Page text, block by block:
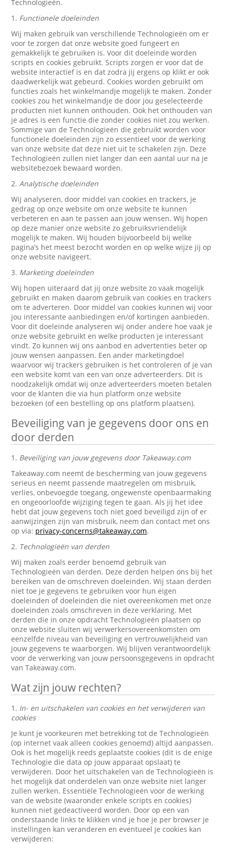
Technologieën.
1. Functionele doeleinden
Wij maken gebruik van verschillende Technologieën om er
voor te zorgen dat onze website goed fungeert en
gemakkelijk te gebruiken is. Voor dit doeleinde worden
scripts en cookies gebruikt. Scripts zorgen er voor dat de
website interactief is en dat zodra jij ergens op klikt er ook
daadwerkelijk wat gebeurd. Cookies worden gebruikt om
functies zoals het winkelmandje mogelijk te maken. Zonder
cookies zou het winkelmandje de door jou geselecteerde
producten niet kunnen onthouden. Ook het onthouden van
je adres is een functie die zonder cookies niet zou werken.
Sommige van de Technologieën die gebruikt worden voor
functionele doeleinden zijn zo essentieel voor de werking
van onze website dat deze niet uit te schakelen zijn. Deze
Technologieën zullen niet langer dan een aantal uur na je
websitebezoek bewaard worden.
2.Analytische doeleinden
Wij analyseren, door middel van cookies en trackers, je
gedrag op onze website om onze website te kunnen
verbeteren en aan te passen aan jouw wensen. Wij hopen
op deze manier onze website zo gebruiksvriendelijk
mogelijk te maken. Wij houden bijvoorbeeld bij welke
pagina’s het meest bezocht worden en op welke wijze jij op
onze website navigeert.
3. Marketing doeleinden
Wij hopen uiteraard dat jij onze website zo vaak mogelijk
gebruikt en maken daarom gebruik van cookies en trackers
om te adverteren. Door middel van cookies kunnen wij voor
jou interessante aanbiedingen en/of kortingen aanbieden.
Voor dit doeleinde analyseren wij onder andere hoe vaak je
onze website gebruikt en welke producten je interessant
vindt. Zo kunnen wij ons aanbod en advertenties beter op
jouw wensen aanpassen. Een ander marketingdoel
waarvoor wij trackers gebruiken is het controleren of je van
een website komt van een van onze adverteerders. Dit is
noodzakelijk omdat wij onze adverteerders moeten betalen
voor de klanten die via hun platform onze website
bezoeken (of een bestelling op ons platform plaatsen).
Beveiliging van je gegevens door ons en
door derden
1. Beveiliging van jouw gegevens door Takeaway.com
Takeaway.com neemt de bescherming van jouw gegevens
serieus en neemt passende maatregelen om misbruik,
verlies, onbevoegde toegang, ongewenste openbaarmaking
en ongeoorloofde wijziging tegen te gaan. Als jij het idee
hebt dat jouw gegevens toch niet goed beveiligd zijn of er
aanwijzingen zijn van misbruik, neem dan contact met ons
op via: privacy-concerns@takeaway.com.
2. Technologieën van derden
Wij maken zoals eerder benoemd gebruik van
Technologieën van derden. Deze derden helpen ons bij het
bereiken van de omschreven doeleinden. Wij staan derden
niet toe je gegevens te gebruiken voor hun eigen
doeleinden of doeleinden die niet overeenkomen met onze
doeleinden zoals omschreven in deze verklaring. Met
derden die in onze opdracht Technologieën plaatsen op
onze website sluiten wij verwerkersovereenkomsten om
eenzelfde niveau van beveiliging en vertrouwelijkheid van
jouw gegevens te waarborgen. Wij blijven verantwoordelijk
voor de verwerking van jouw persoonsgegevens in opdracht
van Takeaway.com.
Wat zijn jouw rechten?
1. In- en uitschakelen van cookies en het verwijderen van
cookies
Je kunt je voorkeuren met betrekking tot de Technologieën
(op internet vaak alleen cookies genoemd) altijd aanpassen.
Ook is het mogelijk reeds geplaatste cookies (dit is de enige
Technologie die data op jouw apparaat opslaat) te
verwijderen. Door het uitschakelen van de Technologieën is
het mogelijk dat onderdelen van onze website niet langer
zullen werken. Essentiële Technologieën voor de werking
van de website (waaronder enkele scripts en cookies)
kunnen niet gedeactiveerd worden. Door op een van
onderstaande links te klikken vind je hoe je per browser je
instellingen kan veranderen en eventueel je cookies kan
verwijderen: